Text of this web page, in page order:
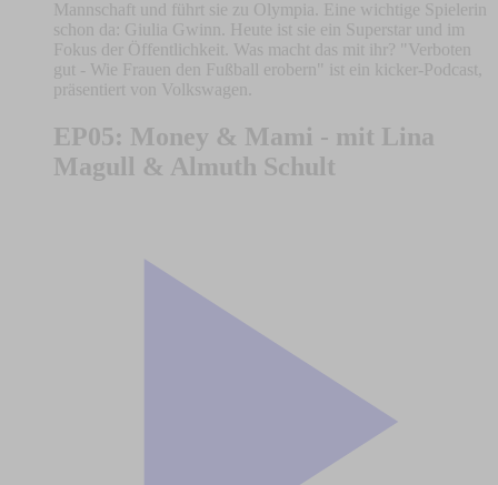
Mannschaft und führt sie zu Olympia. Eine wichtige Spielerin
schon da: Giulia Gwinn. Heute ist sie ein Superstar und im
Fokus der Öffentlichkeit. Was macht das mit ihr? "Verboten
gut - Wie Frauen den Fußball erobern" ist ein kicker-Podcast,
präsentiert von Volkswagen.
EP05: Money & Mami - mit Lina
Magull & Almuth Schult